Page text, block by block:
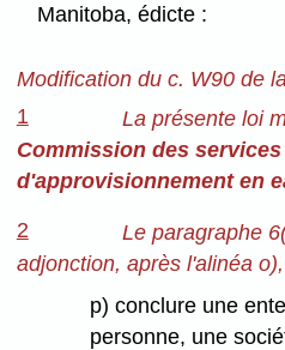
Manitoba, édicte :
Modification du c. W90 de
1
La présente loi
Commission des services
d'approvisionnement en
2
Le paragraphe
adjonction, après l'alinéa
p) conclure une
personne, une